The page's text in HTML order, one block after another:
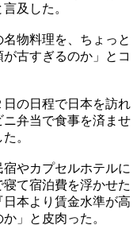
及した。
物料理を、ちょっと
古すぎるのか」とコ
の日程で日本を訪れ
弁当で食事を済ませ
。
やカプセルホテルに
て宿泊費を浮かせた
本より賃金水準が高
」と皮肉った。